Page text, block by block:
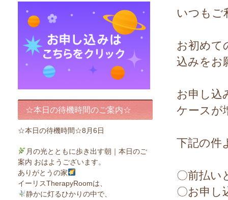
いつもご
お初めて
込みをお
お申し込
ケースが
下記の件
〇前払い
〇お申し
☆本日の待機時間のご案内☆
☆本日の待機時間☆8月6日
月の光とともに歩き出す朝｜本日のご
案内 おはようございます。
ありがとうの家
イーリスTherapyRoomは、
静かに灯るひかりの中で、